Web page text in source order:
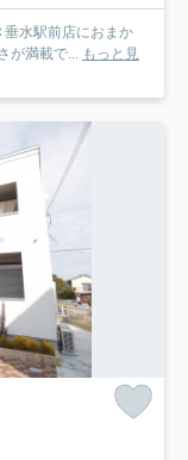
水駅前店におまか
が満載で... もっと見